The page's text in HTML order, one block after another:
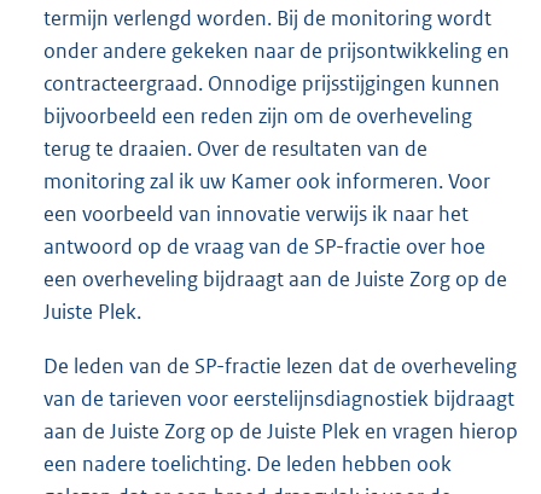
termijn verlengd worden. Bij de monitoring wordt
onder andere gekeken naar de prijsontwikkeling en
contracteergraad. Onnodige prijsstijgingen kunnen
bijvoorbeeld een reden zijn om de overheveling
terug te draaien. Over de resultaten van de
monitoring zal ik uw Kamer ook informeren. Voor
een voorbeeld van innovatie verwijs ik naar het
antwoord op de vraag van de SP-fractie over hoe
een overheveling bijdraagt aan de Juiste Zorg op de
Juiste Plek.
De leden van de SP-fractie lezen dat de overheveling
van de tarieven voor eerstelijnsdiagnostiek bijdraagt
aan de Juiste Zorg op de Juiste Plek en vragen hierop
een nadere toelichting. De leden hebben ook